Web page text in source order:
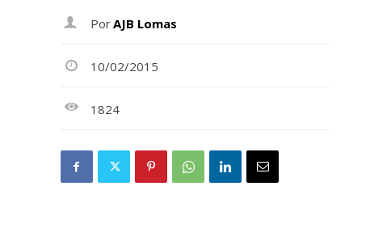
PorAJB Lomas
10/02/2015
1824